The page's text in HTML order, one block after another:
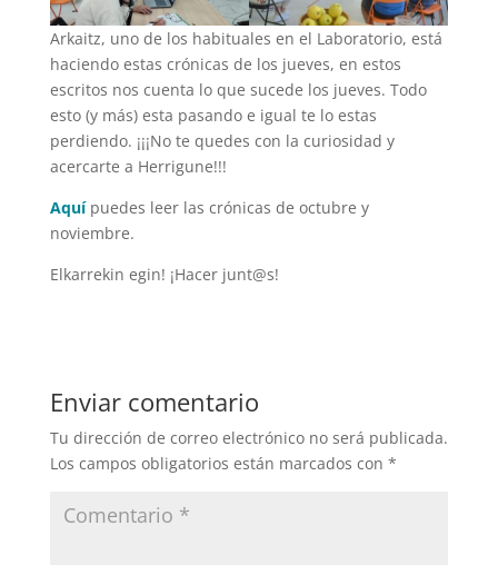
Arkaitz, uno de los habituales en el Laboratorio, está
haciendo estas crónicas de los jueves, en estos
escritos nos cuenta lo que sucede los jueves. Todo
esto (y más) esta pasando e igual te lo estas
perdiendo. ¡¡¡No te quedes con la curiosidad y
acercarte a Herrigune!!!
Aquípuedes leer las crónicas de octubre y
noviembre.
Elkarrekin egin! ¡Hacer junt@s!
Enviar comentario
Tu dirección de correo electrónico no será publicada.
Los campos obligatorios están marcados con *